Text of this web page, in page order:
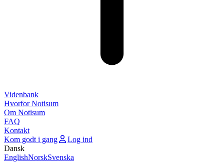
Videnbank
Hvorfor Notisum
Om Notisum
FAQ
Kontakt
Kom godt i gang
Log ind
Dansk
EnglishNorskSvenska